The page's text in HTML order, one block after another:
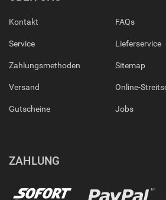
Kontakt
Service
Zahlungsmethoden
Versand
Gutscheine
FAQs
Lieferservice
Sitemap
Online-
Jobs
ZAHLUNG